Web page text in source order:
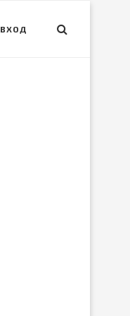
ВХОД